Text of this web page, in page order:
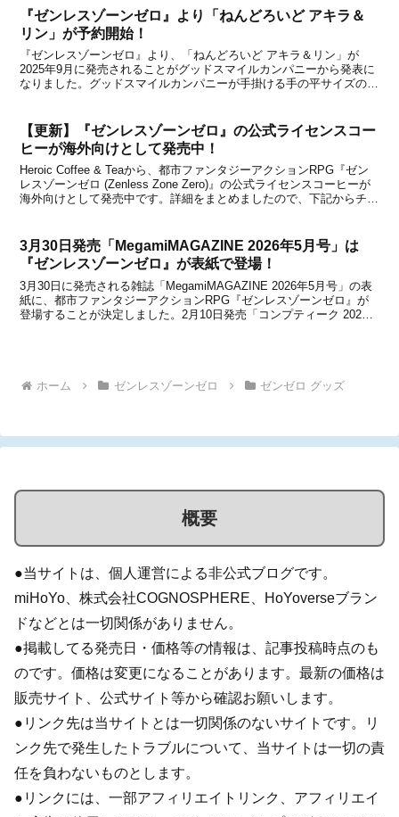
『ゼンレスゾーンゼロ』より「ねんどろいど アキラ＆
リン」が予約開始！
『ゼンレスゾーンゼロ』より、「ねんどろいど アキラ＆リン」が
2025年9月に発売されることがグッドスマイルカンパニーから発表に
なりました。グッドスマイルカンパニーが手掛ける手の平サイズのフ
【更新】『ゼンレスゾーンゼロ』の公式ライセンスコー
ヒーが海外向けとして発売中！
Heroic Coffee & Teaから、都市ファンタジーアクションRPG『ゼン
レスゾーンゼロ (Zenless Zone Zero)』の公式ライセンスコーヒーが
海外向けとして発売中です。詳細をまとめましたので、下記からチェ
3月30日発売「MegamiMAGAZINE 2026年5月号」は
『ゼンレスゾーンゼロ』が表紙で登場！
3月30日に発売される雑誌「MegamiMAGAZINE 2026年5月号」の表
紙に、都市ファンタジーアクションRPG『ゼンレスゾーンゼロ』が
登場することが決定しました。2月10日発売「コンプティーク 2026
ホーム ゼンレスゾーンゼロ ゼンゼロ グッズ
概要
●当サイトは、個人運営による非公式ブログです。
miHoYo、株式会社COGNOSPHERE、HoYoverseブラン
ドなどとは一切関係がありません。
●掲載してる発売日・価格等の情報は、記事投稿時点のも
のです。価格は変更になることがあります。最新の価格は
販売サイト、公式サイト等から確認お願いします。
●リンク先は当サイトとは一切関係のないサイトです。リ
ンク先で発生したトラブルについて、当サイトは一切の責
任を負わないものとします。
●リンクには、一部アフィリエイトリンク、アフィリエイ